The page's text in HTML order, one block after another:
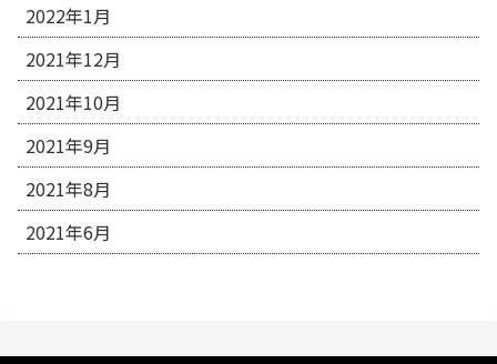
2022年1月
2021年12月
2021年10月
2021年9月
2021年8月
2021年6月